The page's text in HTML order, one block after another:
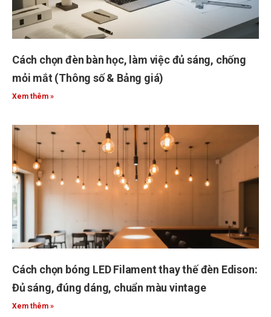
Cách chọn đèn bàn học, làm việc đủ sáng, chống
mỏi mắt (Thông số & Bảng giá)
Xem thêm »
Cách chọn bóng LED Filament thay thế đèn Edison:
Đủ sáng, đúng dáng, chuẩn màu vintage
Xem thêm »